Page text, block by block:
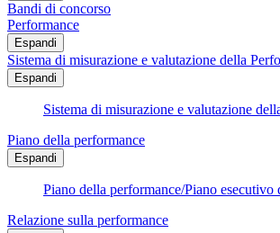
Bandi di concorso
Performance
Espandi
Sistema di misurazione e valutazione della
Espandi
Sistema di misurazione e valutazione
Piano della performance
Espandi
Piano della performance/Piano esecutivo
Relazione sulla performance